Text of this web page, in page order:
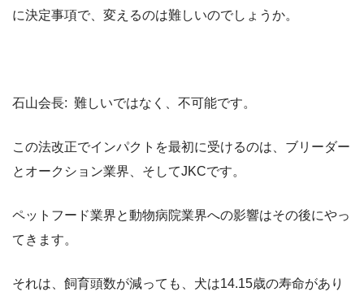
に決定事項で、変えるのは難しいのでしょうか。
石山会長: 難しいではなく、不可能です。
この法改正でインパクトを最初に受けるのは、ブリーダー
とオークション業界、そしてJKCです。
ペットフード業界と動物病院業界への影響はその後にやっ
てきます。
それは、飼育頭数が減っても、犬は14.15歳の寿命があり